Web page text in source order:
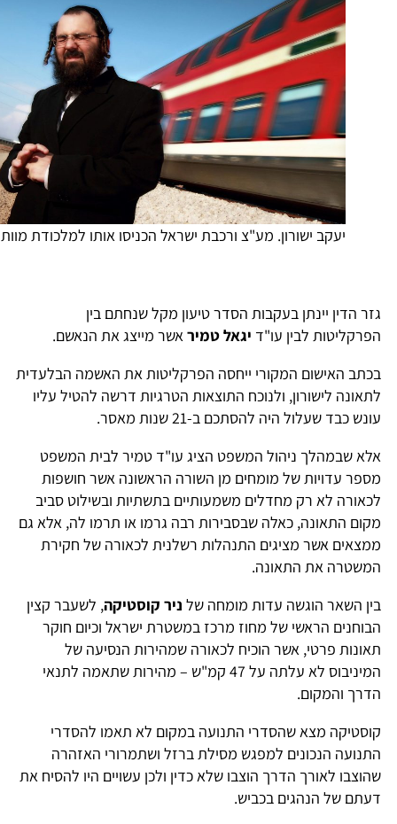
יעקב ישורון. מע"צ ורכבת ישראל הכניסו אותו למלכודת מוות
הדין יינתן בעקבות הסדר טיעון מקל שנחתם בין
לבין עו"דיגאל טמיראשר מייצג את הנאשם.
האישום המקורי ייחסה הפרקליטות את האשמה הבלעדית
לישורון, ולנוכח התוצאות הטרגיות דרשה להטיל עליו
כבד שעלול היה להסתכם ב-21 שנות מאסר.
שבמהלך ניהול המשפט הציג עו"ד טמיר לבית המשפט
עדויות של מומחים מן השורה הראשונה אשר חושפות
לא רק מחדלים משמעותיים בתשתיות ובשילוט סביב
התאונה, כאלה שבסבירות רבה גרמו או תרמו לה, אלא גם
אשר מציגים התנהלות רשלנית לכאורה של חקירת
את התאונה.
השאר הוגשה עדות מומחה שלניר קוסטיקה, לשעבר קצין
הראשי של מחוז מרכז במשטרת ישראל וכיום חוקר
פרטי, אשר הוכיח לכאורה שמהירות הנסיעה של
המיניבוס לא עלתה על 47 קמ"ש – מהירות שתאמה לתנאי
והמקום.
מצא שהסדרי התנועה במקום לא תאמו להסדרי
הנכונים למפגש מסילת ברזל ושתמרורי האזהרה
לאורך הדרך הוצבו שלא כדין ולכן עשויים היו להסיח את
של הנהגים בכביש.